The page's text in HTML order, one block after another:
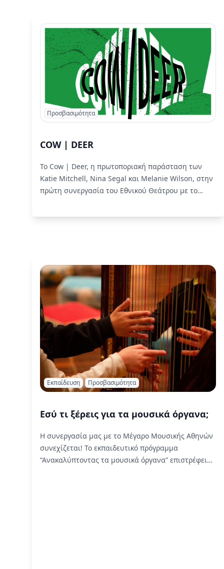
Προσβασιμότητα
COW | DEER
Το Cow | Deer, η πρωτοποριακή παράσταση των
Katie Mitchell, Nina Segal και Melanie Wilson, στην
πρώτη συνεργασία του Εθνικού Θεάτρου με το
Εκπαίδευση Προσβασιμότητα
Εσύ τι ξέρεις για τα μουσικά όργανα;
Η συνεργασία μας με το Μέγαρο Μουσικής Αθηνών
συνεχίζεται! Το εκπαιδευτικό πρόγραμμα
“Ανακαλύπτοντας τα μουσικά όργανα” επιστρέφει